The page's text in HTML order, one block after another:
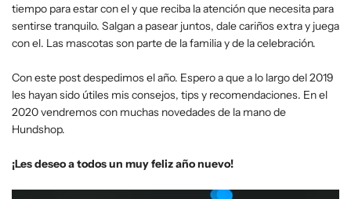
tiempo para estar con el y que reciba la atención que necesita para
sentirse tranquilo. Salgan a pasear juntos, dale cariños extra y juega
con el. Las mascotas son parte de la familia y de la celebración.
Con este post despedimos el año. Espero a que a lo largo del 2019
les hayan sido útiles mis consejos, tips y recomendaciones. En el
2020 vendremos con muchas novedades de la mano de
Hundshop.
¡Les deseo a todos un muy feliz año nuevo!